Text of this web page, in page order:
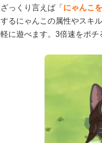
ざっくり言えば「 にゃんこ
するにゃんこの属性やスキ
軽に遊べます。3倍速をポチ